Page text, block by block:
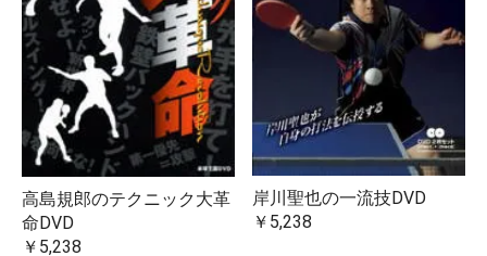
高島規郎のテクニック大革
命DVD
￥5,238
岸川聖也の一流技DVD
￥5,238